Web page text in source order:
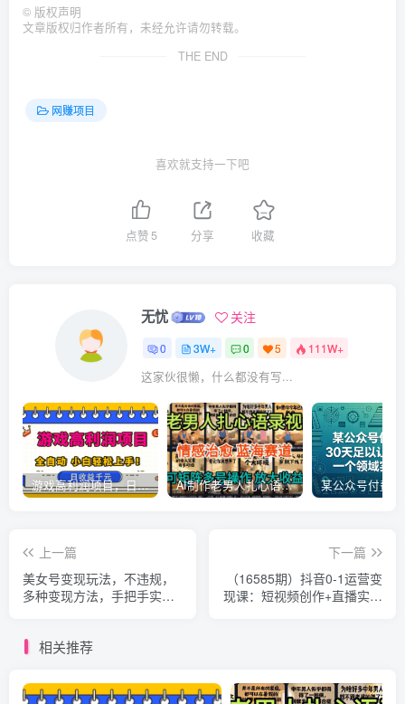
© 版权声明
文章版权归作者所有，未经允许请勿转载。
THE END
网赚项目
喜欢就支持一下吧
点赞 5 分享 收藏
无忧 关注
0 3W+ 0 5 111W+
这家伙很懒，什么都没有写...
游戏高利润项目，日收益1k+，全自动，无需值守，解放双手，小白轻松上手【揭秘】 AI制作老男人扎心语录，5分钟一条，操作简单，流量非常大，保姆级教程
上一篇
美女号变现玩法，不违规，
多种变现方法，手把手实操
下一篇
（16585期）抖音0-1运营变
现课：短视频创作+直播实操
相关推荐